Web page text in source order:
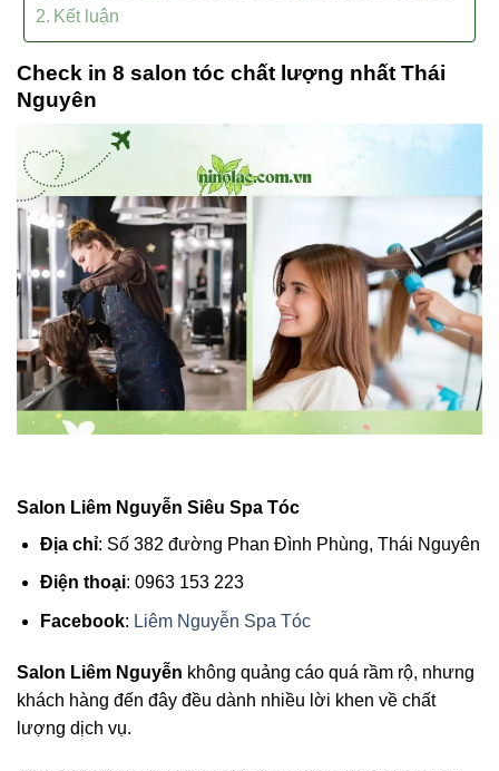
Kết luận
Check in 8 salon tóc chất lượng nhất Thái
Nguyên
Salon Liêm Nguyễn Siêu Spa Tóc
Địa chỉ: Số 382 đường Phan Đình Phùng, Thái Nguyên
Điện thoại: 0963 153 223
Facebook: Liêm Nguyễn Spa Tóc
Salon Liêm Nguyễn không quảng cáo quá rầm rộ, nhưng
khách hàng đến đây đều dành nhiều lời khen về chất
lượng dịch vụ.